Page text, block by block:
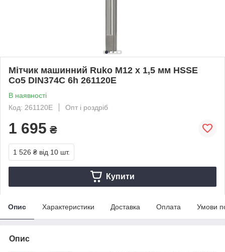
Мітчик машинний Ruko M12 х 1,5 мм HSSE
Co5 DIN374C 6h 261120E
В наявності
Код: 261120E
Опт і роздріб
1 695 ₴
1 526 ₴ від 10 шт.
Купити
Опис Характеристики Доставка Оплата Умови
Опис